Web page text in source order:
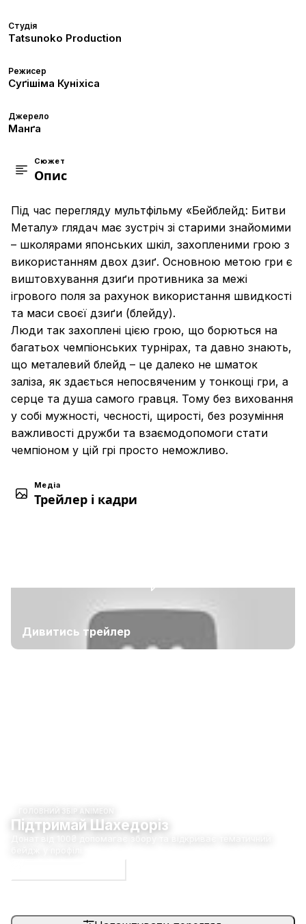
Студія
Tatsunoko Production
Режисер
Суґішіма Куніхіса
Джерело
Манґа
Сюжет
Опис
Під час перегляду мультфільму «Бейблейд: Битви
Металу» глядач має зустріч зі старими знайомими
– школярами японських шкіл, захопленими грою з
використанням двох дзиґ. Основною метою гри є
виштовхування дзиґи противника за межі
ігрового поля за рахунок використання швидкості
та маси своєї дзиґи (блейду).
Люди так захоплені цією грою, що борються на
багатьох чемпіонських турнірах, та давно знають,
що металевий блейд – це далеко не шматок
заліза, як здається непосвяченим у тонкощі гри, а
серце та душа самого гравця. Тому без виховання
у собі мужності, чесності, щирості, без розуміння
важливості дружби та взаємодопомоги стати
чемпіоном у цій грі просто неможливо.
Медіа
Трейлер і кадри
Дивитись трейлер
ГОЛОВНИЙ ЗБІР ANIMEON
Підтримай Шахедоріз
Донат від 100₴ допомагає збору та відкриває тематичний